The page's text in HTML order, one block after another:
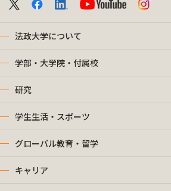
法政大学について
学部・大学院・付属校
研究
学生生活・スポーツ
グローバル教育・留学
キャリア